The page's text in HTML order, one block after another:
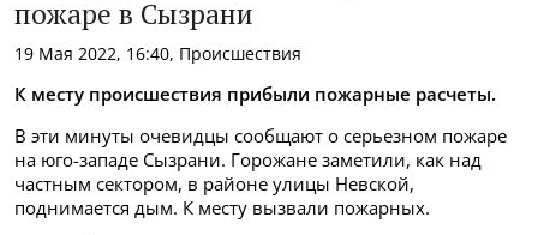
пожаре в Сызрани
19 Мая 2022, 16:40, Происшествия
К месту происшествия прибыли пожарные расчеты.
В эти минуты очевидцы сообщают о серьезном пожаре
на юго-западе Сызрани. Горожане заметили, как над
частным сектором, в районе улицы Невской,
поднимается дым. К месту вызвали пожарных.